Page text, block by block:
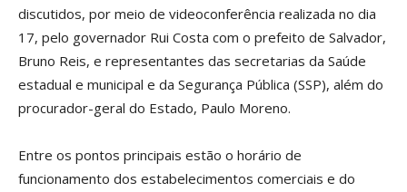
discutidos, por meio de videoconferência realizada no dia
17, pelo governador Rui Costa com o prefeito de Salvador,
Bruno Reis, e representantes das secretarias da Saúde
estadual e municipal e da Segurança Pública (SSP), além do
procurador-geral do Estado, Paulo Moreno.
Entre os pontos principais estão o horário de
funcionamento dos estabelecimentos comerciais e do